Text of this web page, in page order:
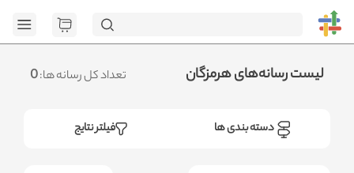
تعداد کل رسانه ها:0 لیست رسانه‌های هرمزگان
فیلتر نتایج دسته بندی ها